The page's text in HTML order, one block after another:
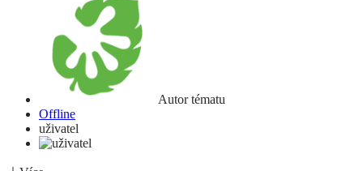
Autor tématu
Offline
uživatel